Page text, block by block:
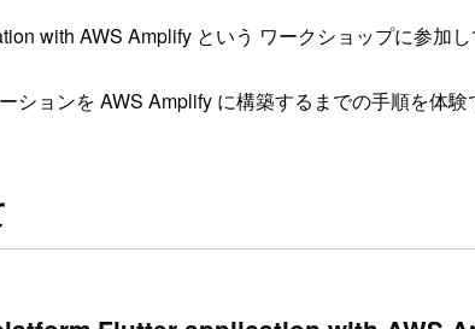
with AWS Amplify という ワークショップに参加し
ションを AWS Amplify に構築するまでの手順を体験